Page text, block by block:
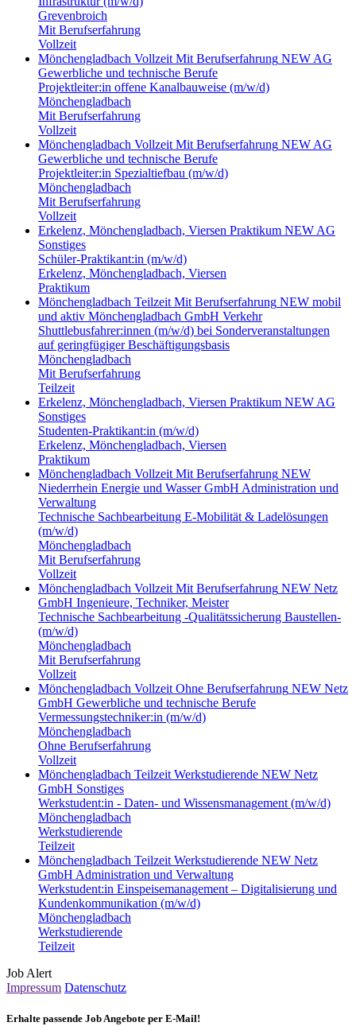
Grevenbroich
Mit Berufserfahrung
Vollzeit
Mönchengladbach Vollzeit Mit Berufserfahrung NEW AG
Gewerbliche und technische Berufe
Projektleiter:in offene Kanalbauweise (m/w/d)
Mönchengladbach
Mit Berufserfahrung
Vollzeit
Mönchengladbach Vollzeit Mit Berufserfahrung NEW AG
Gewerbliche und technische Berufe
Projektleiter:in Spezialtiefbau (m/w/d)
Mönchengladbach
Mit Berufserfahrung
Vollzeit
Erkelenz, Mönchengladbach, Viersen Praktikum NEW AG
Sonstiges
Schüler-Praktikant:in (m/w/d)
Erkelenz, Mönchengladbach, Viersen
Praktikum
Mönchengladbach Teilzeit Mit Berufserfahrung NEW mobil
und aktiv Mönchengladbach GmbH Verkehr
Shuttlebusfahrer:innen (m/w/d) bei Sonderveranstaltungen
auf geringfügiger Beschäftigungsbasis
Mönchengladbach
Mit Berufserfahrung
Teilzeit
Erkelenz, Mönchengladbach, Viersen Praktikum NEW AG
Sonstiges
Studenten-Praktikant:in (m/w/d)
Erkelenz, Mönchengladbach, Viersen
Praktikum
Mönchengladbach Vollzeit Mit Berufserfahrung NEW
Niederrhein Energie und Wasser GmbH Administration und
Verwaltung
Technische Sachbearbeitung E-Mobilität & Ladelösungen
(m/w/d)
Mönchengladbach
Mit Berufserfahrung
Vollzeit
Mönchengladbach Vollzeit Mit Berufserfahrung NEW Netz
GmbH Ingenieure, Techniker, Meister
Technische Sachbearbeitung -Qualitätssicherung Baustellen-
(m/w/d)
Mönchengladbach
Mit Berufserfahrung
Vollzeit
Mönchengladbach Vollzeit Ohne Berufserfahrung NEW Netz
GmbH Gewerbliche und technische Berufe
Vermessungstechniker:in (m/w/d)
Mönchengladbach
Ohne Berufserfahrung
Vollzeit
Mönchengladbach Teilzeit Werkstudierende NEW Netz
GmbH Sonstiges
Werkstudent:in - Daten- und Wissensmanagement (m/w/d)
Mönchengladbach
Werkstudierende
Teilzeit
Mönchengladbach Teilzeit Werkstudierende NEW Netz
GmbH Administration und Verwaltung
Werkstudent:in Einspeisemanagement – Digitalisierung und
Kundenkommunikation (m/w/d)
Mönchengladbach
Werkstudierende
Teilzeit
Job Alert
Impressum Datenschutz
Erhalte passende Job Angebote per E-Mail!